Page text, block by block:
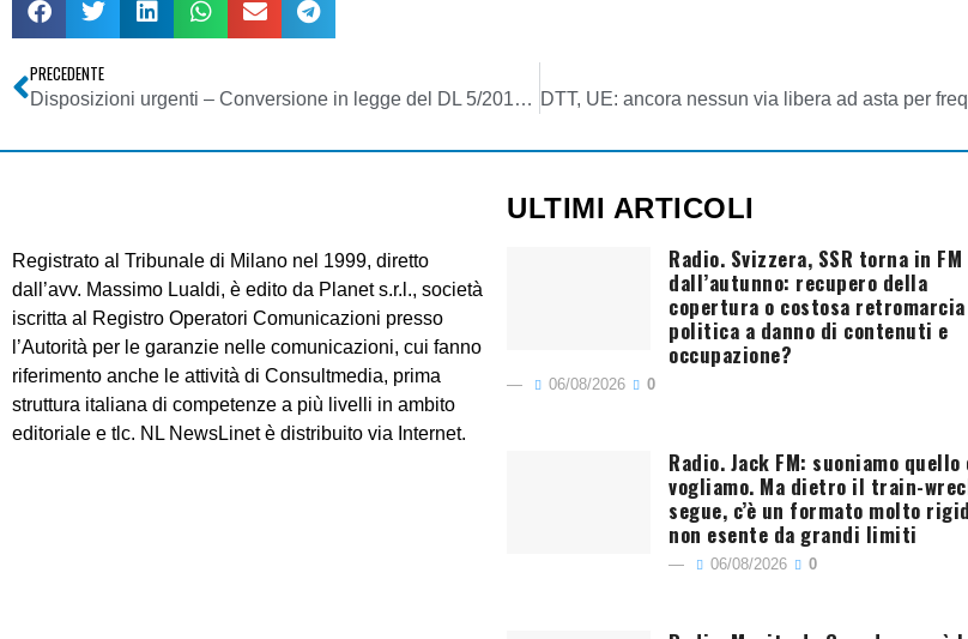
PRECEDENTE
Disposizioni urgenti – Conversione in legge del DL 5/2012 – Disposizioni in materia di semplificazione e di sviluppo
Registrato al Tribunale di Milano nel 1999, diretto
dall’avv. Massimo Lualdi, è edito da Planet s.r.l., società
iscritta al Registro Operatori Comunicazioni presso
l’Autorità per le garanzie nelle comunicazioni, cui fanno
riferimento anche le attività di Consultmedia, prima
struttura italiana di competenze a più livelli in ambito
editoriale e tlc. NL NewsLinet è distribuito via Internet.
ULTIMI ARTICOLI
Radio. Svizzera, SSR torna in FM
dall’autunno: recupero della
copertura o costosa retromarcia
politica a danno di contenuti e
occupazione?
06/08/2026 0
Radio. Jack FM: suoniamo quello
vogliamo. Ma dietro il train-
segue, c’è un formato molto
non esente da grandi limiti
06/08/2026 0